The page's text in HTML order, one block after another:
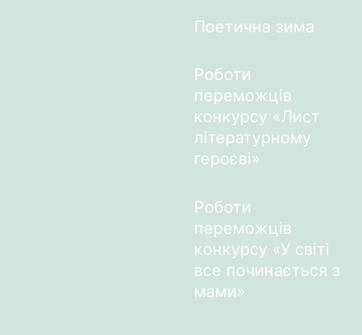
Поетична зима
Роботи
переможців
конкурсу «Лист
літературному
героєві»
Роботи
переможців
конкурсу «У світі
все починається з
мами»